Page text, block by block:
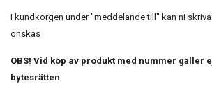
I kundkorgen under "meddelande till" kan ni
önskas
OBS! Vid köp av produkt med nummer gäller
bytesrätten